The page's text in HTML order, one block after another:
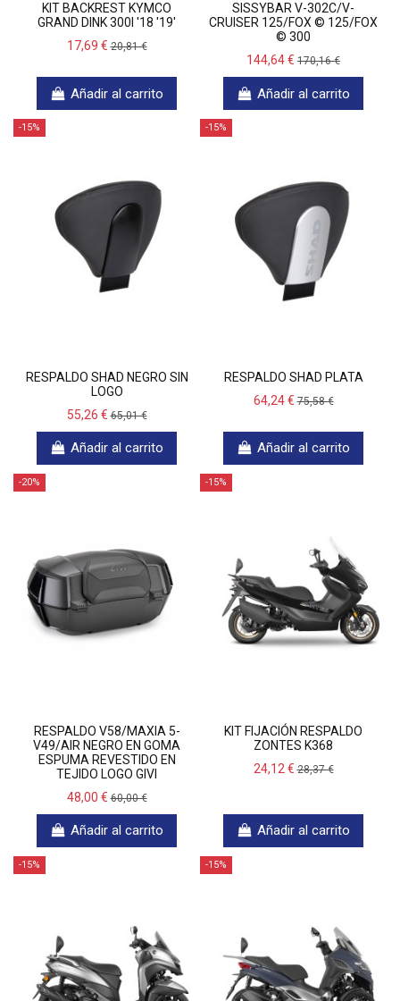
KIT BACKREST KYMCO
GRAND DINK 300I '18 '19'
17,69 €20,81 €
Añadir al carrito
SISSYBAR V-302C/V-
CRUISER 125/FOX © 125/FOX
© 300
144,64 € 170,16 €
Añadir al carrito
-15%
RESPALDO SHAD NEGRO SIN
LOGO
55,26 €65,01 €
Añadir al carrito
-15%
RESPALDO SHAD PLATA
64,24 €75,58 €
Añadir al carrito
-20%
RESPALDO V58/MAXIA 5-
V49/AIR NEGRO EN GOMA
ESPUMA REVESTIDO EN
TEJIDO LOGO GIVI
48,00 €60,00 €
Añadir al carrito
-15%
KIT FIJACIÓN RESPALDO
ZONTES K368
24,12 €28,37 €
Añadir al carrito
-15% -15%